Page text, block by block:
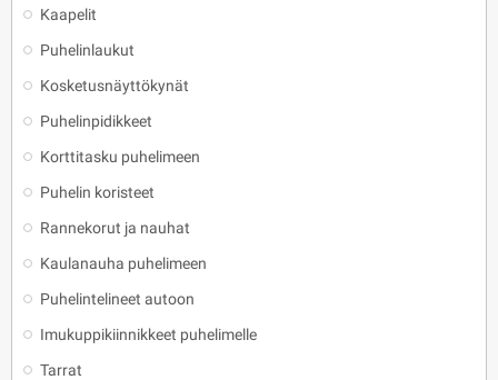
Kaapelit
Puhelinlaukut
Kosketusnäyttökynät
Puhelinpidikkeet
Korttitasku puhelimeen
Puhelin koristeet
Rannekorut ja nauhat
Kaulanauha puhelimeen
Puhelintelineet autoon
Imukuppikiinnikkeet puhelimelle
Tarrat